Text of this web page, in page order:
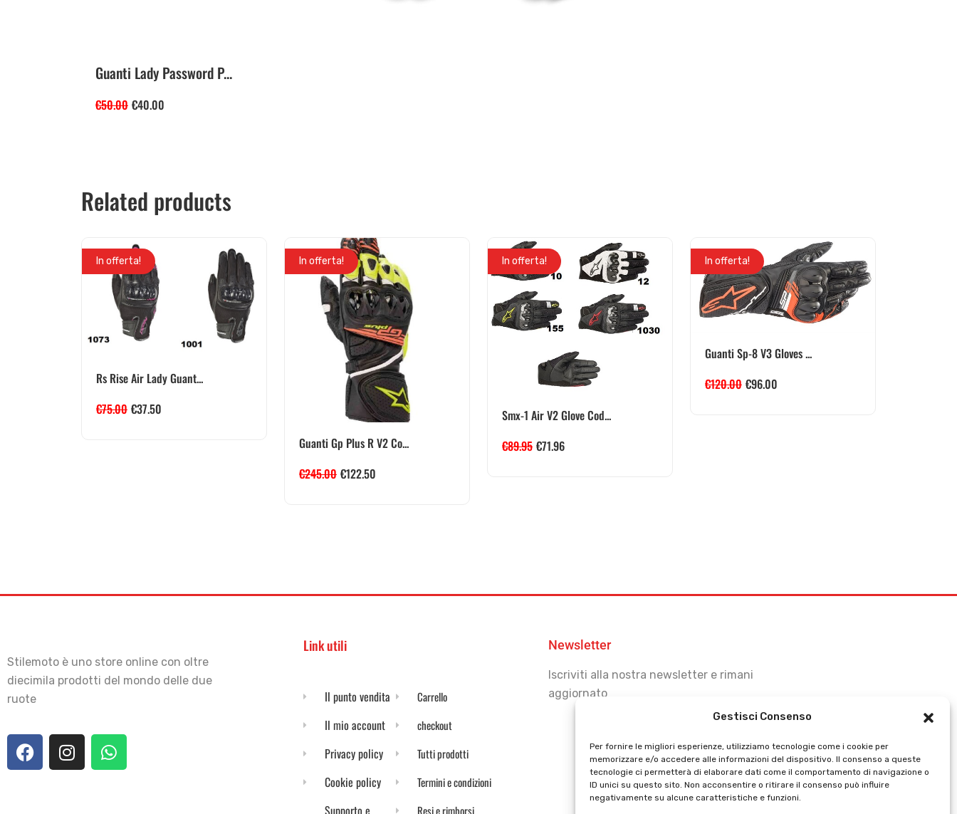
Gestisci Consenso
Per fornire le migliori esperienze, utilizziamo tecnologie come i cookie per
memorizzare e/o accedere alle informazioni del dispositivo. Il consenso a queste
tecnologie ci permetterà di elaborare dati come il comportamento di navigazione o
ID unici su questo sito. Non acconsentire o ritirare il consenso può influire
negativamente su alcune caratteristiche e funzioni.
Guanti Lady Password P...
€50.00 €40.00
Related products
In offerta!
Rs Rise Air Lady Guant...
€75.00 €37.50
In offerta!
Guanti Gp Plus R V2 Co...
€245.00 €122.50
In offerta!
Smx-1 Air V2 Glove Cod...
€89.95 €71.96
In offerta!
Guanti Sp-8 V3 Gloves ...
€120.00 €96.00
Stilemoto è uno store online con oltre
diecimila prodotti del mondo delle due
ruote
Link utili
Il punto vendita
Il mio account
Privacy policy
Cookie policy
Supporto e
Carrello
checkout
Tutti prodotti
Termini e condizioni
Resi e rimborsi
Newsletter
Iscriviti alla nostra newsletter e rimani
aggiornato